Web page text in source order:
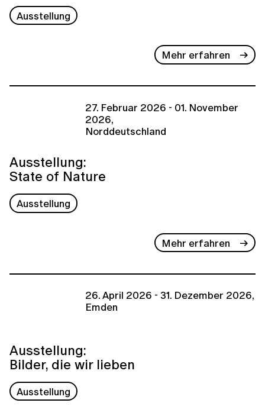
Ausstellung
Mehr erfahren
27. Februar 2026 - 01. November
2026,
Norddeutschland
Ausstellung:
State of Nature
Ausstellung
Mehr erfahren
26. April 2026 - 31. Dezember 2026,
Emden
Ausstellung:
Bilder, die wir lieben
Ausstellung